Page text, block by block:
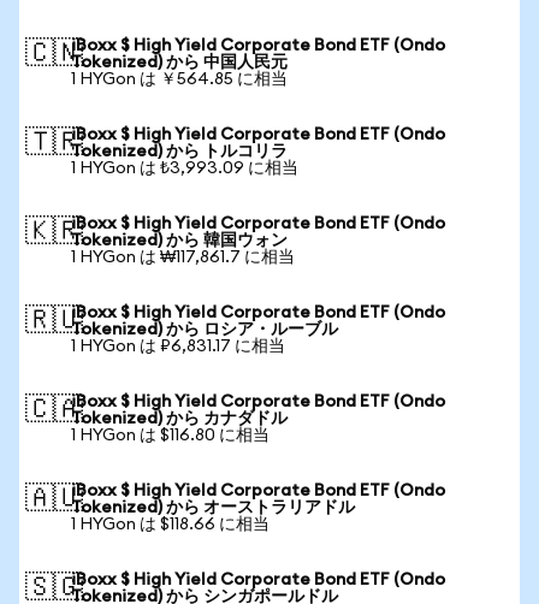
🇨🇳iBoxx $ High Yield Corporate Bond ETF (Ondo
Tokenized) から 中国人民元
1 HYGon は ￥564.85 に相当
🇹🇷iBoxx $ High Yield Corporate Bond ETF (Ondo
Tokenized) から トルコリラ
1 HYGon は ₺3,993.09 に相当
🇰🇷iBoxx $ High Yield Corporate Bond ETF (Ondo
Tokenized) から 韓国ウォン
1 HYGon は ₩117,861.7 に相当
🇷🇺iBoxx $ High Yield Corporate Bond ETF (Ondo
Tokenized) から ロシア・ルーブル
1 HYGon は ₽6,831.17 に相当
🇨🇦iBoxx $ High Yield Corporate Bond ETF (Ondo
Tokenized) から カナダドル
1 HYGon は $116.80 に相当
🇦🇺iBoxx $ High Yield Corporate Bond ETF (Ondo
Tokenized) から オーストラリアドル
1 HYGon は $118.66 に相当
🇸🇬iBoxx $ High Yield Corporate Bond ETF (Ondo
Tokenized) から シンガポールドル